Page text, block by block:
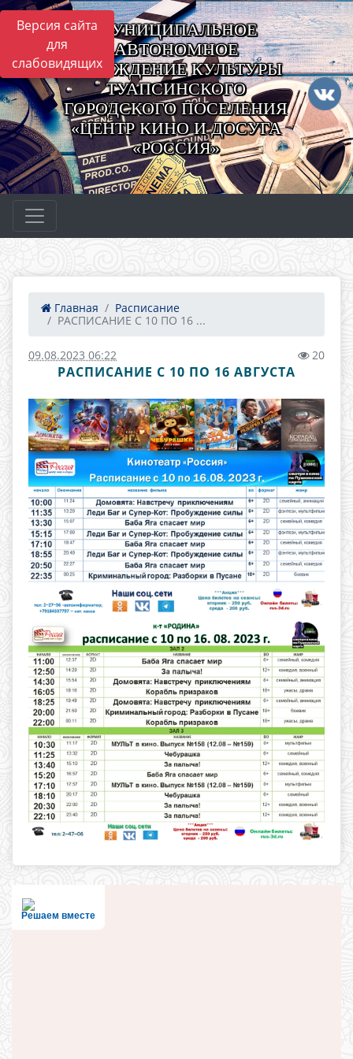
Версия сайта
для
слабовидящих
МУНИЦИПАЛЬНОЕ
АВТОНОМНОЕ
УЧРЕЖДЕНИЕ КУЛЬТУРЫ
ТУАПСИНСКОГО
ГОРОДСКОГО ПОСЕЛЕНИЯ
«ЦЕНТР КИНО И ДОСУГА
«РОССИЯ»
Главная
Расписание
РАСПИСАНИЕ С 10 ПО 16 ...
09.08.2023 06:22 20
РАСПИСАНИЕ С 10 ПО 16 АВГУСТА
Решаем вместе